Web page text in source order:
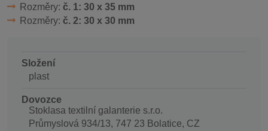
Rozměry: č. 1: 30 x 35 mm
Rozměry: č. 2: 30 x 30 mm
Složení
plast
Dovozce
Stoklasa textilní galanterie s.r.o.
Průmyslová 934/13, 747 23 Bolatice, CZ